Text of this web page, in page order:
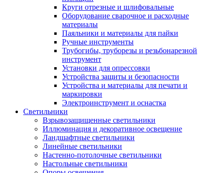
Круги отрезные и шлифовальные
Оборудование сварочное и расходные
материалы
Паяльники и материалы для пайки
Ручные инструменты
Трубогибы, труборезы и резьбонарезной
инструмент
Установки для опрессовки
Устройства защиты и безопасности
Устройства и материалы для печати и
маркировки
Электроинструмент и оснастка
Светильники
Взрывозащищенные светильники
Иллюминация и декоративное освещение
Ландшафтные светильники
Линейные светильники
Настенно-потолочные светильники
Настольные светильники